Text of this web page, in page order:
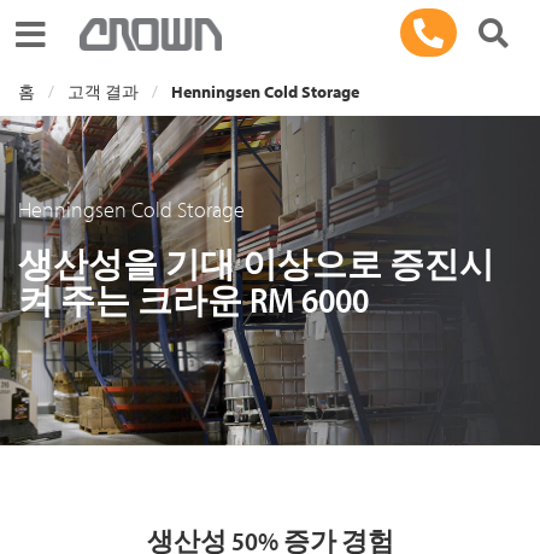
Toggle navigation
홈 고객 결과 Henningsen Cold Storage
Henningsen Cold Storage
생산성을 기대 이상으로 증진시
켜 주는 크라운 RM 6000
생산성 50% 증가 경험